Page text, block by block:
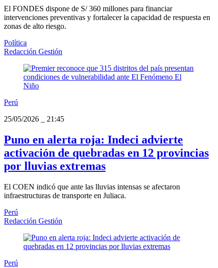
El FONDES dispone de S/ 360 millones para financiar
intervenciones preventivas y fortalecer la capacidad de respuesta en
zonas de alto riesgo.
Política
Redacción Gestión
Perú
25/05/2026
21:45
Puno en alerta roja: Indeci advierte
activación de quebradas en 12 provincias
por lluvias extremas
El COEN indicó que ante las lluvias intensas se afectaron
infraestructuras de transporte en Juliaca.
Perú
Redacción Gestión
Perú